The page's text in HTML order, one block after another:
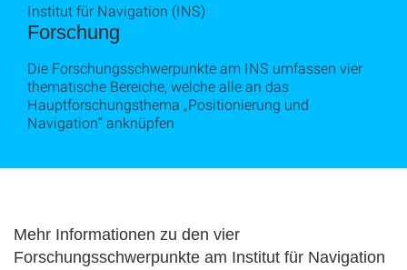
Forschung
Institut für Navigation (INS)
Die Forschungsschwerpunkte am INS umfassen vier
thematische Bereiche, welche alle an das
Hauptforschungsthema „Positionierung und
Navigation“ anknüpfen
Mehr Informationen zu den vier
Forschungsschwerpunkte am Institut für Navigation